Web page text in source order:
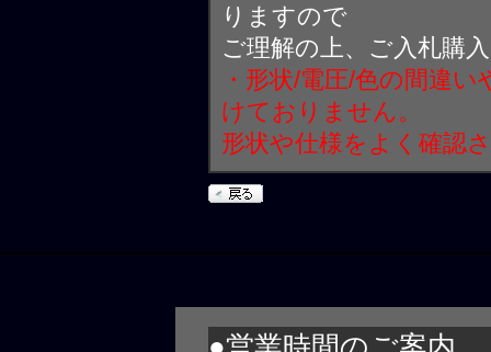
りますので
ご理解の上、ご入札購
・形状/電圧/色の間違
けておりません。
形状や仕様をよく確認